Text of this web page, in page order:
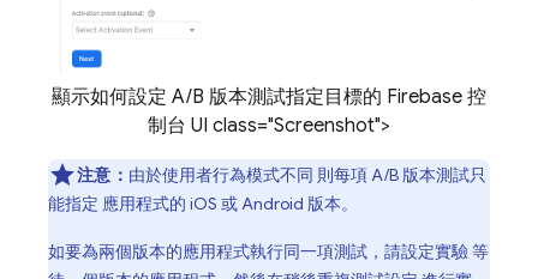
顯示如何設定 A/B 版本測試指定目標的 Firebase 控
制台 UI class="Screenshot">
注意： 由於使用者行為模式不同 則每項 A/B 版本測試只
能指定 應用程式的 iOS 或 Android 版本。
如要為兩個版本的應用程式執行同一項測試，請設定實驗 等